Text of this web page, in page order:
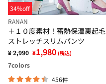
34%off
RANAN
＋１０度素材！蓄熱保温裏起毛
ストレッチスリムパンツ
¥ 2,990 ¥1,980 (税込)
7colors
456件